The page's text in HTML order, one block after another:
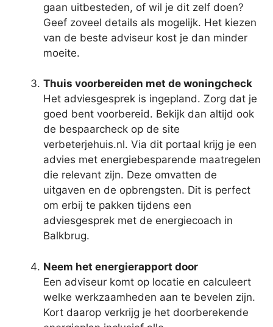
gaan uitbesteden, of wil je dit zelf doen?
Geef zoveel details als mogelijk. Het kiezen
van de beste adviseur kost je dan minder
moeite.
Thuis voorbereiden met de woningcheck
Het adviesgesprek is ingepland. Zorg dat je
goed bent voorbereid. Bekijk dan altijd ook
de bespaarcheck op de site
verbeterjehuis.nl. Via dit portaal krijg je een
advies met energiebesparende maatregelen
die relevant zijn. Deze omvatten de
uitgaven en de opbrengsten. Dit is perfect
om erbij te pakken tijdens een
adviesgesprek met de energiecoach in
Balkbrug.
Neem het energierapport door
Een adviseur komt op locatie en calculeert
welke werkzaamheden aan te bevelen zijn.
Kort daarop verkrijg je het doorberekende